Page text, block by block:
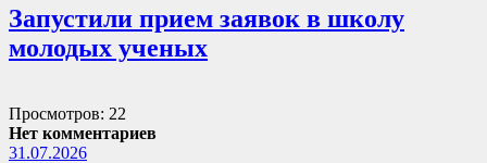
Запустили прием заявок в школу
молодых ученых
Просмотров: 22
Нет комментариев
31.07.2026